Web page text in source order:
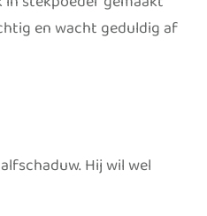
en wacht geduldig af
Hij wil wel